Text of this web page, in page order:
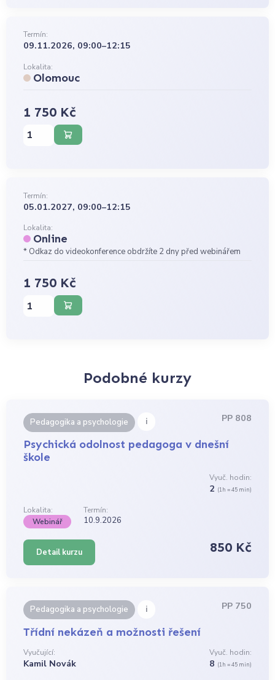
Termín:
09.11.2026, 09:00–12:15
Lokalita:
Olomouc
1 750 Kč
Termín:
05.01.2027, 09:00–12:15
Lokalita:
Online
* Odkaz do videokonference obdržíte 2 dny před webinářem
1 750 Kč
Podobné kurzy
Pedagogika a psychologie i PP 808
Psychická odolnost pedagoga v dnešní
škole
Vyuč. hodin:
2 (1h = 45 min)
Lokalita:
Termín:
Webinář
10.9.2026
Detail kurzu 850 Kč
Pedagogika a psychologie i PP 750
Třídní nekázeň a možnosti řešení
Vyučující:
Kamil Novák
Vyuč. hodin:
8 (1h = 45 min)